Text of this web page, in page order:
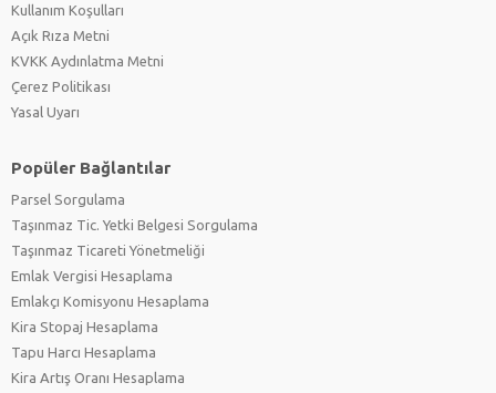
Kullanım Koşulları
Açık Rıza Metni
KVKK Aydınlatma Metni
Çerez Politikası
Yasal Uyarı
Popüler Bağlantılar
Parsel Sorgulama
Taşınmaz Tic. Yetki Belgesi Sorgulama
Taşınmaz Ticareti Yönetmeliği
Emlak Vergisi Hesaplama
Emlakçı Komisyonu Hesaplama
Kira Stopaj Hesaplama
Tapu Harcı Hesaplama
Kira Artış Oranı Hesaplama